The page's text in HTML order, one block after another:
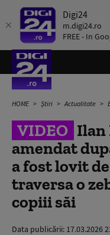
Digi24
m.digi24.ro
FREE - In
HOME Știri Actualitate
VIDEO Ilan
amendat
a fost lovit
traversa o
copiii săi
Data publicării: 17.03.2026